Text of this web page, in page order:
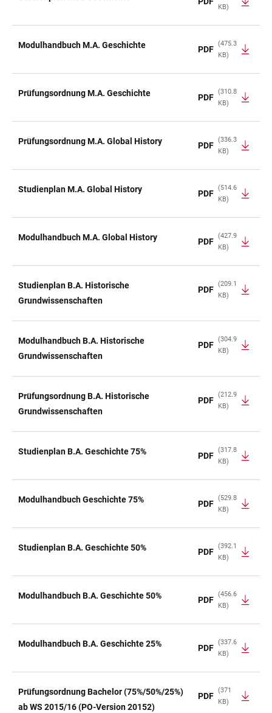
KB)
Modulhandbuch M.A. Geschichte PDF
(475.3
KB)
Prüfungsordnung M.A. Geschichte PDF
(310.8
KB)
Prüfungsordnung M.A. Global History PDF
(336.3
KB)
Studienplan M.A. Global History PDF
(514.6
KB)
Modulhandbuch M.A. Global History PDF
(427.9
KB)
Studienplan B.A. Historische
Grundwissenschaften
PDF
(209.1
KB)
Modulhandbuch B.A. Historische
Grundwissenschaften
PDF
(304.9
KB)
Prüfungsordnung B.A. Historische
Grundwissenschaften
PDF
(212.9
KB)
Studienplan B.A. Geschichte 75% PDF
(317.8
KB)
Modulhandbuch Geschichte 75% PDF
(529.8
KB)
Studienplan B.A. Geschichte 50% PDF
(392.1
KB)
Modulhandbuch B.A. Geschichte 50% PDF
(456.6
KB)
Modulhandbuch B.A. Geschichte 25% PDF
(337.6
KB)
Prüfungsordnung Bachelor (75%/50%/25%)
ab WS 2015/16 (PO-Version 20152)
PDF
(371
KB)